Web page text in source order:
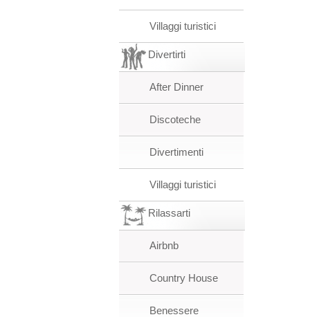
Villaggi turistici
Divertirti
After Dinner
Discoteche
Divertimenti
Villaggi turistici
Rilassarti
Airbnb
Country House
Benessere